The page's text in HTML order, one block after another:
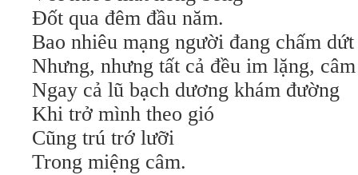
Đốt qua đêm đầu năm.
Bao nhiêu mạng người đang chấm
Nhưng, nhưng tất cả đều im lặng,
Ngay cả lũ bạch dương khám đường
Khi trở mình theo gió
Cũng trú trớ lưỡi
Trong miệng câm.